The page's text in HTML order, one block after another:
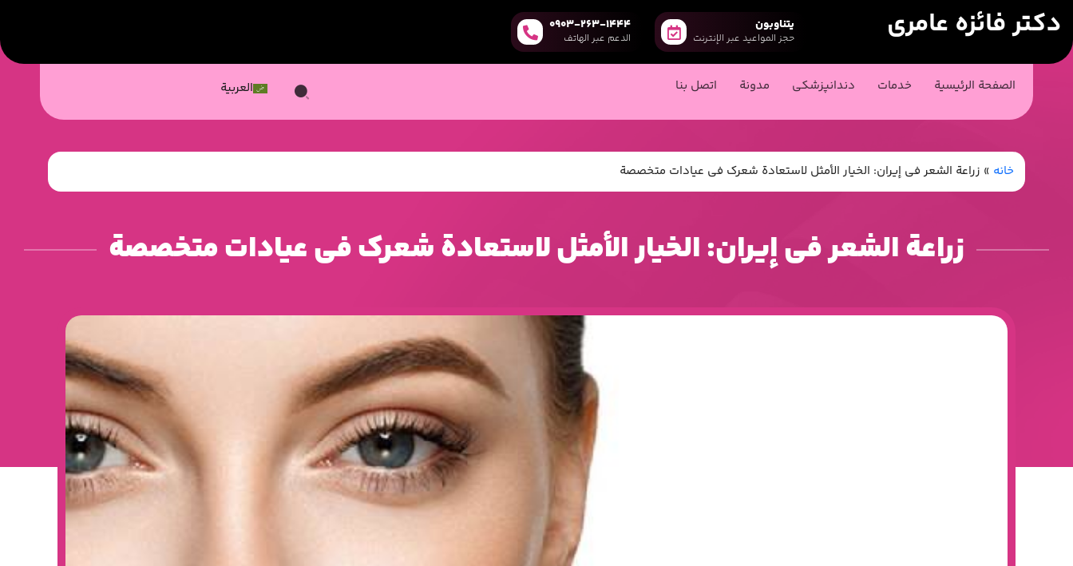
دکتر فائزه عامری يتناوبون
حجز المواعيد عبر الإنترنت
0903-263-1444
الدعم عبر الهاتف
الصفحة الرئيسية خدمات دندانپزشکی مدونة اتصل بنا العربية
خانه » زراعة الشعر في إيران: الخيار الأمثل لاستعادة شعرك في عيادات متخصصة
زراعة الشعر في إيران: الخيار الأمثل لاستعادة شعرك في عيادات متخصصة